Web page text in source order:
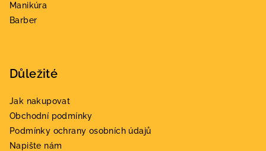
Manikúra
Barber
Důležité
Jak nakupovat
Obchodní podmínky
Podmínky ochrany osobních údajů
Napište nám